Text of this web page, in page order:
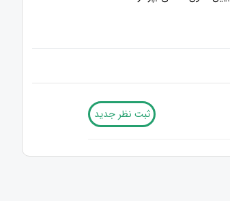
ثبت نظر جدید